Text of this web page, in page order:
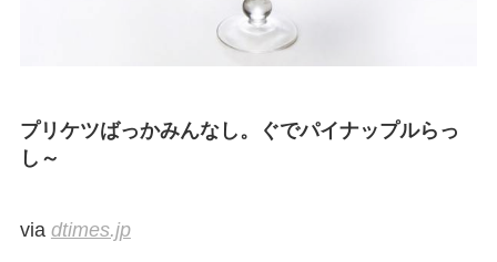
プリケツばっかみんなし。ぐでパイナップルらっ
し～
via dtimes.jp